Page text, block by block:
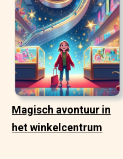
Magisch avontuur in
het winkelcentrum